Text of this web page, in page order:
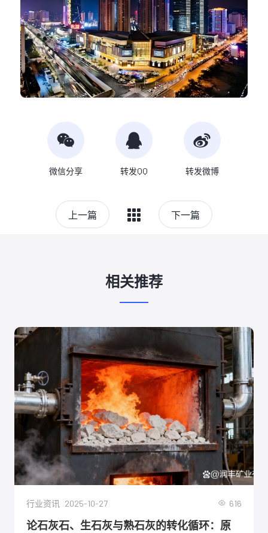
微信分享 转发QQ 转发微博
上一篇 下一篇
相关推荐
行业资讯 2025-10-27 616
论石灰石、生石灰与熟石灰的转化循环：原